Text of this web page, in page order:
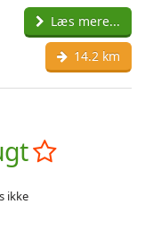
Læs mere...
14.2 km
ikke